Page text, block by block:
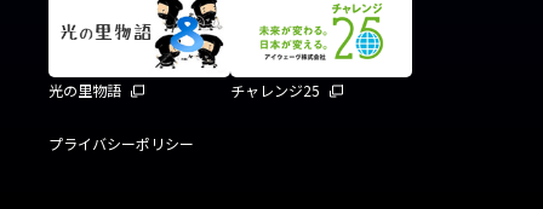
光の里物語 チャレンジ25
プライバシーポリシー